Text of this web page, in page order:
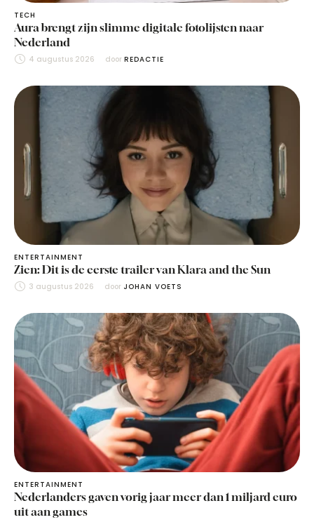
TECH
Aura brengt zijn slimme digitale fotolijsten naar
Nederland
4 augustus 2026 door REDACTIE
ENTERTAINMENT
Zien: Dit is de eerste trailer van Klara and the Sun
3 augustus 2026 door JOHAN VOETS
ENTERTAINMENT
Nederlanders gaven vorig jaar meer dan 1 miljard euro
uit aan games